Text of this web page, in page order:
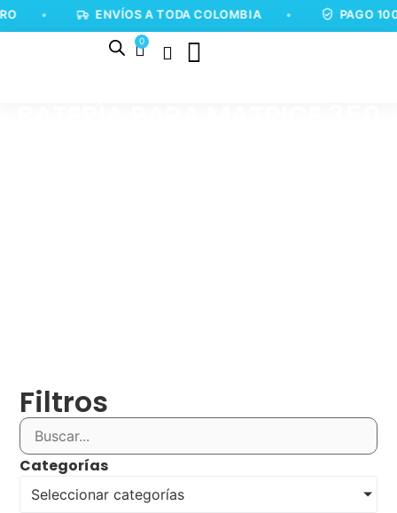
ENVÍOS A TODA COLOMBIA PAGO
0
Filtros
Categorías
Seleccionar categorías